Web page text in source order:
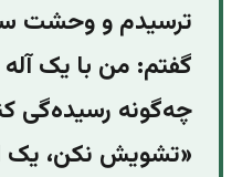
ترسیدم و وحشت
گفتم: من با یک
چه‌گونه رسیده‌گی
«تشویش نکن، یک